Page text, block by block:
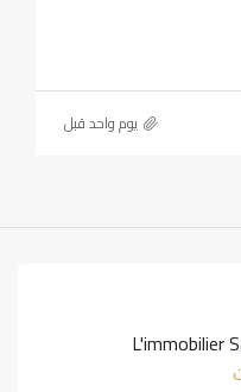
‏يوم واحد قبل
L'immobilier